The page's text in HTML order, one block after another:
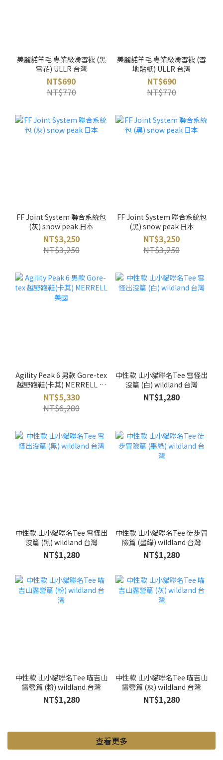
美麗諾羊毛 專業級滑雪襪 (黑
雪花) ULLR 台灣
NT$690
NT$770
美麗諾羊毛 專業級滑雪襪 (雪
地貼紙) ULLR 台灣
NT$690
NT$770
FF Joint System 聯合系統包
(灰) snow peak 日本
NT$3,250
NT$3,250
FF Joint System 聯合系統包
(黑) snow peak 日本
NT$3,250
NT$3,250
Agility Peak 6 男款 Gore-tex
越野跑鞋(卡其) MERRELL 美
國
NT$5,330
NT$6,280
中性款 山小貓聯名Tee 雪怪出
沒篇 (白) wildland 台灣
NT$1,280
中性款 山小貓聯名Tee 雪怪出
沒篇 (黑) wildland 台灣
NT$1,280
中性款 山小貓聯名Tee 徒步冒
險篇 (墨綠) wildland 台灣
NT$1,280
中性款 山小貓聯名Tee 喵吉山
露營篇 (粉) wildland 台灣
NT$1,280
中性款 山小貓聯名Tee 喵吉山
露營篇 (灰) wildland 台灣
NT$1,280
查看更多